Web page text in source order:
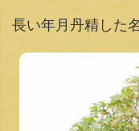
長い年月丹精した